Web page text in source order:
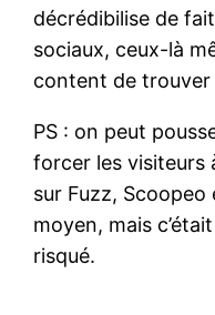
décrédibilise de
sociaux, ceux-là
content de
PS : on peut
forcer les
sur Fuzz,
moyen, mais
risqué.